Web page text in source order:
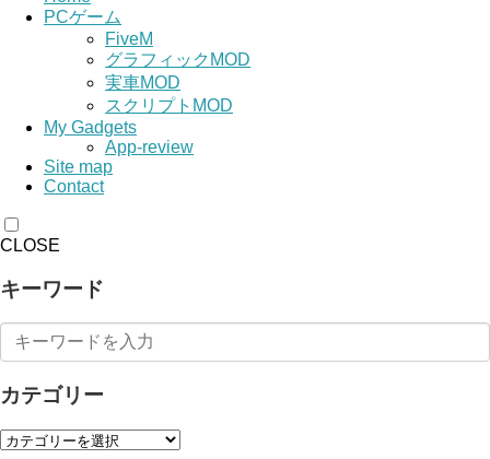
PCゲーム
FiveM
グラフィックMOD
実車MOD
スクリプトMOD
My Gadgets
App-review
Site map
Contact
CLOSE
キーワード
カテゴリー